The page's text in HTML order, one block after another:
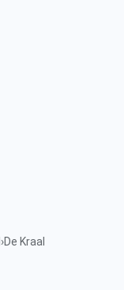
›De Kraal